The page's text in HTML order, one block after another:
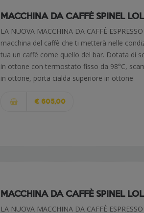
MACCHINA DA CAFFÈ SPINEL
LA NUOVA MACCHINA DA CAFFÈ
macchina del caffè che ti metterà nelle
tua un caffè come quello del bar. Dotata di
in ottone con termostato fisso da 98°C,
in ottone, porta cialda superiore in ottone
€ 605,00
MACCHINA DA CAFFÈ SPINEL
LA NUOVA MACCHINA DA CAFFÈ